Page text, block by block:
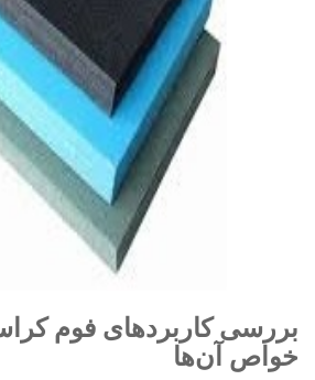
بررسی کاربردهای فوم
خواص آن‌ها